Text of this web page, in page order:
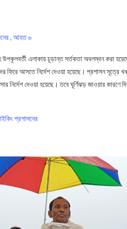
জনের , আহত ৬
এলাকায় চূড়ান্ত সর্তকতা অবলম্বন করা
ফিরে আসতে নির্দেশ দেওয়া হয়েছে। প্রশাসন সূত্রে
নির্দেশ দেওয়া হয়েছে। তবে ঘূর্ণিঝড় জাওয়ার কারণে
প্রশাসনের